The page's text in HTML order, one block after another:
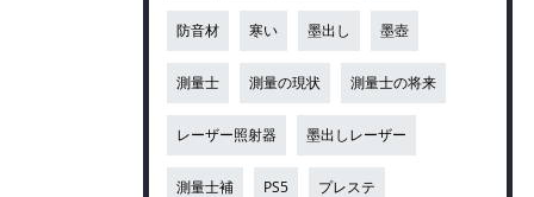
防音材 寒い 墨出し 墨壺
測量士 測量の現状 測量士の将来
レーザー照射器 墨出しレーザー
測量士補 PS5 プレステ